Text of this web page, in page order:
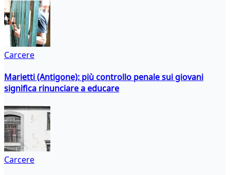
Carcere
Marietti (Antigone): più controllo penale sui giovani
significa rinunciare a educare
Carcere